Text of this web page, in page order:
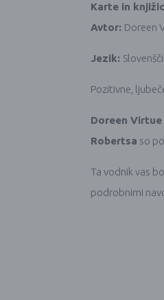
Karte in
Avtor: Doreen
Jezik:
Pozitivne,
Doreen Virtue
Robertsa so
Ta vodnik vas
podrobnimi